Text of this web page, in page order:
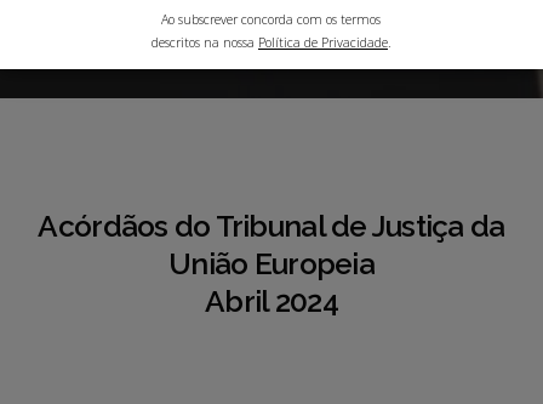
Maio 31, 2024 4 min leitura estimada
Acórdãos do Tribunal de Justiça da
União Europeia
Abril 2024
Ao subscrever concorda com os termos
descritos na nossa Política de Privacidade.